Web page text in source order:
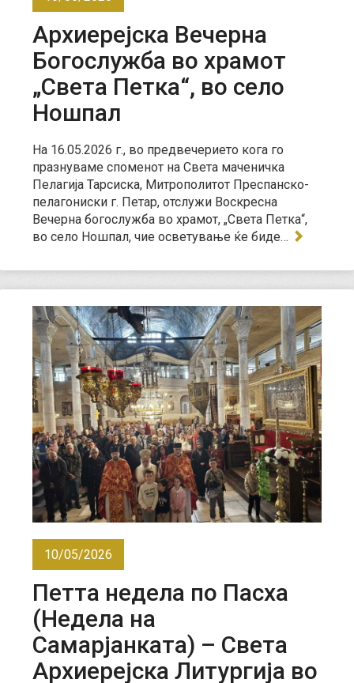
Архиерејска Вечерна
Богослужба во храмот
„Света Петка“, во село
Ношпал
На 16.05.2026 г., во предвечерието кога го
празнуваме споменот на Света маченичка
Пелагија Тарсиска, Митрополитот Преспанско-
пелагониски г. Петар, отслужи Воскресна
Вечерна богослужба во храмот, „Света Петка“,
во село Ношпал, чие осветување ќе биде…
10/05/2026
Петта недела по Пасха
(Недела на
Самарјанката) – Света
Архиерејска Литургија во